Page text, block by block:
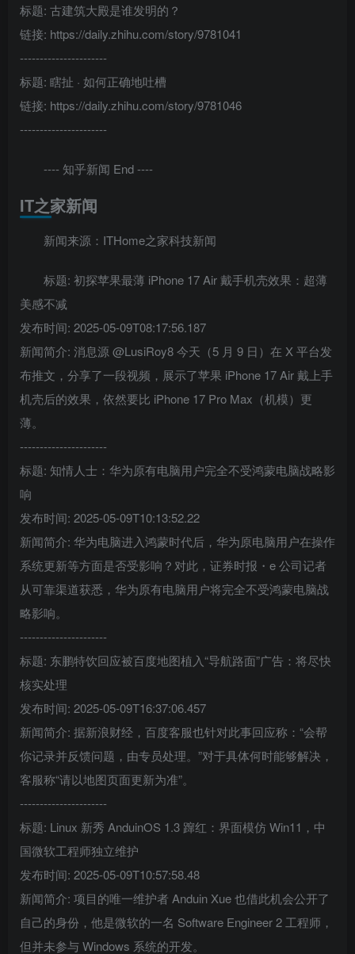
标题: 古建筑大殿是谁发明的？
链接: https://daily.zhihu.com/story/9781041
----------------------
标题: 瞎扯 · 如何正确地吐槽
链接: https://daily.zhihu.com/story/9781046
----------------------
---- 知乎新闻 End ----
IT之家新闻
新闻来源：ITHome之家科技新闻
标题: 初探苹果最薄 iPhone 17 Air 戴手机壳效果：超薄
美感不减
发布时间: 2025-05-09T08:17:56.187
新闻简介: 消息源 @LusiRoy8 今天（5 月 9 日）在 X 平台发
布推文，分享了一段视频，展示了苹果 iPhone 17 Air 戴上手
机壳后的效果，依然要比 iPhone 17 Pro Max（机模）更
薄。
----------------------
标题: 知情人士：华为原有电脑用户完全不受鸿蒙电脑战略影
响
发布时间: 2025-05-09T10:13:52.22
新闻简介: 华为电脑进入鸿蒙时代后，华为原电脑用户在操作
系统更新等方面是否受影响？对此，证券时报・e 公司记者
从可靠渠道获悉，华为原有电脑用户将完全不受鸿蒙电脑战
略影响。
----------------------
标题: 东鹏特饮回应被百度地图植入“导航路面”广告：将尽快
核实处理
发布时间: 2025-05-09T16:37:06.457
新闻简介: 据新浪财经，百度客服也针对此事回应称：“会帮
你记录并反馈问题，由专员处理。”对于具体何时能够解决，
客服称“请以地图页面更新为准”。
----------------------
标题: Linux 新秀 AnduinOS 1.3 蹿红：界面模仿 Win11，中
国微软工程师独立维护
发布时间: 2025-05-09T10:57:58.48
新闻简介: 项目的唯一维护者 Anduin Xue 也借此机会公开了
自己的身份，他是微软的一名 Software Engineer 2 工程师，
但并未参与 Windows 系统的开发。